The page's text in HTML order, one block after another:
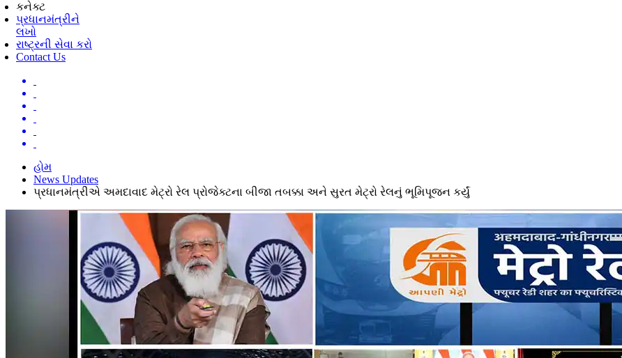
કનેક્ટ
પ્રધાનમંત્રીને
લખો
રાષ્ટ્રની સેવા કરો
Contact Us
હોમ
News Updates
પ્રધાનમંત્રીએ અમદાવાદ મેટ્રો રેલ પ્રોજેક્ટના બીજા તબક્કા અને સુરત મેટ્રો રેલનું ભૂમિપૂજન કર્યું